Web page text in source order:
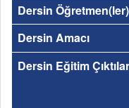
Dersin
Dersin Amacı
Dersin Eğitim